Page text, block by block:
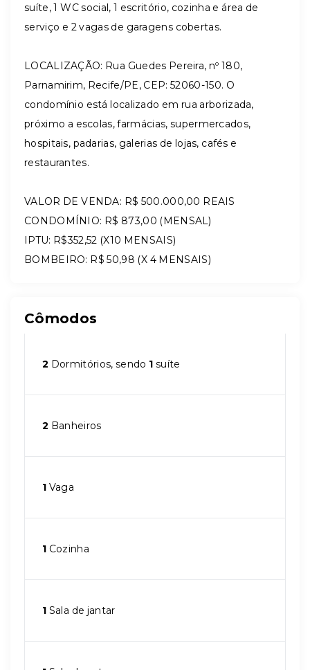
suíte, 1 WC social, 1 escritório, cozinha e área de
serviço e 2 vagas de garagens cobertas.
LOCALIZAÇÃO: Rua Guedes Pereira, nº 180,
Parnamirim, Recife/PE, CEP: 52060-150. O
condomínio está localizado em rua arborizada,
próximo a escolas, farmácias, supermercados,
hospitais, padarias, galerias de lojas, cafés e
restaurantes.
VALOR DE VENDA: R$ 500.000,00 REAIS
CONDOMÍNIO: R$ 873,00 (MENSAL)
IPTU: R$352,52 (X10 MENSAIS)
BOMBEIRO: R$ 50,98 (X 4 MENSAIS)
Cômodos
2 Dormitórios, sendo 1 suíte
2 Banheiros
1 Vaga
1 Cozinha
1 Sala de jantar